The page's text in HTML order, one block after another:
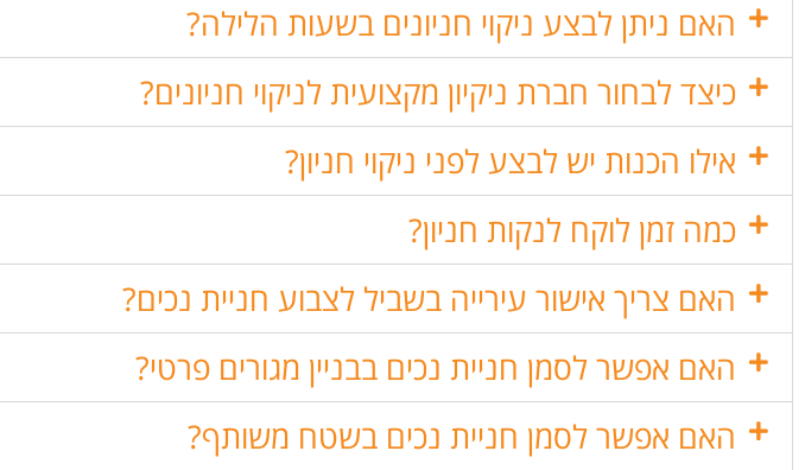
האם ניתן לבצע ניקוי חניונים בשעות הלילה?
כיצד לבחור חברת ניקיון מקצועית לניקוי חניונים?
אילו הכנות יש לבצע לפני ניקוי חניון?
כמה זמן לוקח לנקות חניון?
האם צריך אישור עירייה בשביל לצבוע חניית נכים?
האם אפשר לסמן חניית נכים בבניין מגורים פרטי?
האם אפשר לסמן חניית נכים בשטח משותף?